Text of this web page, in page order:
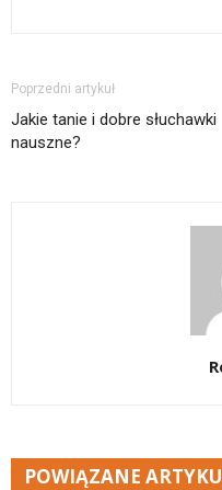
Poprzedni artykuł
Jakie tanie i dobre słuchawki
nauszne?
POWIĄZANE